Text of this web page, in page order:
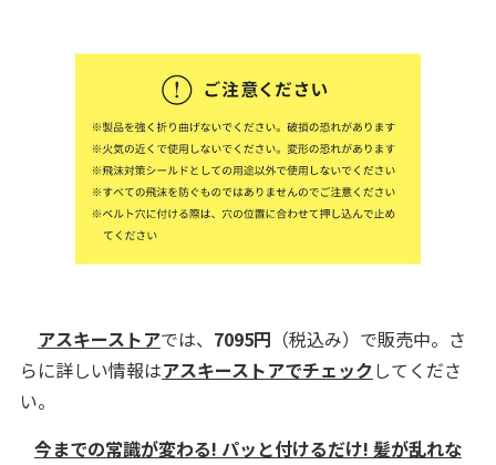
アスキーストアでは、 7095円 （税込み）で販売中。さ
らに詳しい情報はアスキーストアでチェックしてくださ
い。
今までの常識が変わる! パッと付けるだけ! 髪が乱れな